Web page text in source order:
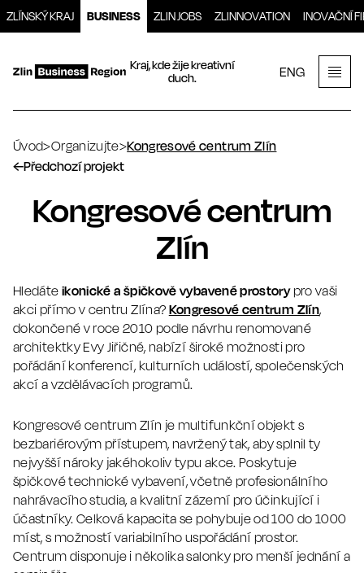
Přeskočit
na
obsah
ZLÍNSKÝ KRAJ BUSINESS ZLIN JOBS ZLINNOVATION INOVAČNÍ
Kraj, kde žije kreativní
duch.
ENG
Úvod>Organizujte>Kongresové centrum Zlín
←Předchozí projekt
Kongresové centrum
Zlín
Hledáteikonické a špičkově vybavené prostorypro vaši
akci přímo v centru Zlína?Kongresové centrum Zlín,
dokončené v roce 2010 podle návrhu renomované
architektky Evy Jiřičné, nabízí široké možnosti pro
pořádání konferencí, kulturních událostí, společenských
akcí a vzdělávacích programů.
Kongresové centrum Zlín je multifunkční objekt s
bezbariérovým přístupem, navržený tak, aby splnil ty
nejvyšší nároky jakéhokoliv typu akce. Poskytuje
špičkové technické vybavení, včetně profesionálního
nahrávacího studia, a kvalitní zázemí pro účinkující i
účastníky. Celková kapacita se pohybuje od 100 do 1000
míst, s možností variabilního uspořádání prostor.
Centrum disponuje i několika salonky pro menší jednání a